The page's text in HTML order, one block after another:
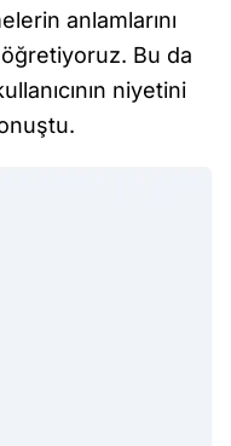
anlamlarını
Bu da
niyetini